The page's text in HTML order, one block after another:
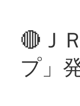
🔴Ｊ
プ」